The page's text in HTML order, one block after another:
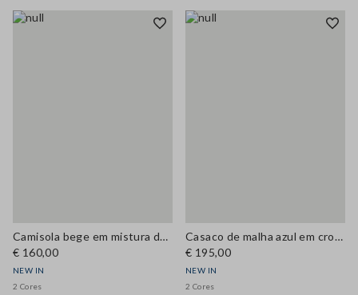
Camisola bege em mistura de lã com malha perfurada e gola redonda, corte oversize
€ 160,00
NEW IN
2 Cores
Casaco de malha azul em crochet de mistura de lã, corte oversized
€ 195,00
NEW IN
2 Cores